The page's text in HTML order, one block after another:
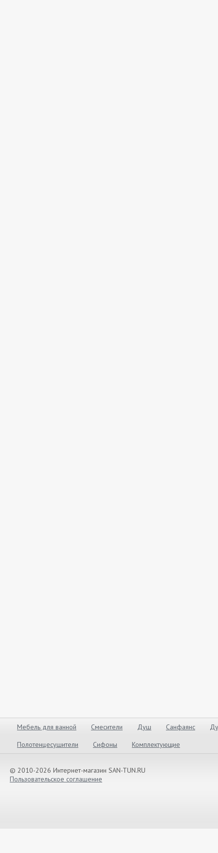
Мебель для ванной Смесители Душ Санфаянс
Полотенцесушители
Сифоны Комплектующие
© 2010-2026 Интернет-магазин SAN-TUN.RU
Пользовательское соглашение